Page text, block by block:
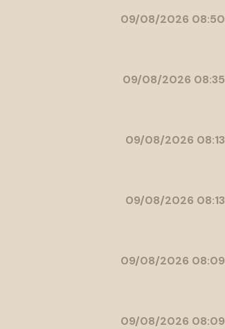
09/08/2026 08:50
09/08/2026 08:35
09/08/2026 08:13
09/08/2026 08:13
09/08/2026 08:09
09/08/2026 08:09